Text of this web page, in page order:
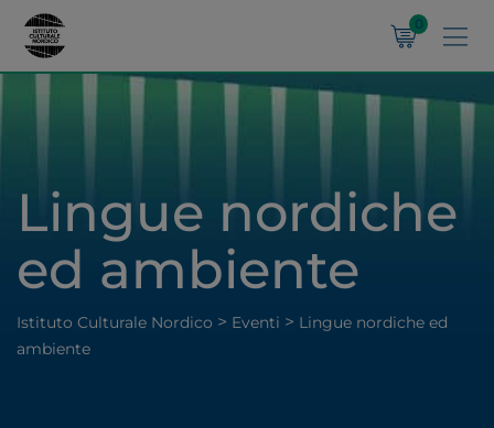
0
Lingue nordiche
ed ambiente
Istituto Culturale Nordico > Eventi > Lingue nordiche ed
ambiente